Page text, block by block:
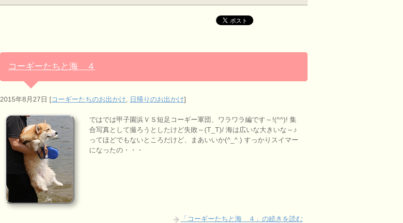
コーギーたちと海 ４
2015年8月27日 [コーギーたちのお出かけ 日帰りのお出かけ]
ではでは甲子園浜ＶＳ短足コーギー軍団、ワラワラ編です～!(^^)! 集
合写真として撮ろうとしたけど失敗～(T_T)/ 海は広いな大きいな～♪
ってほどでもないところだけど、まあいいか(^_^.) すっかりスイマー
になったの・・・
「コーギーたちと海 ４」の続きを読む